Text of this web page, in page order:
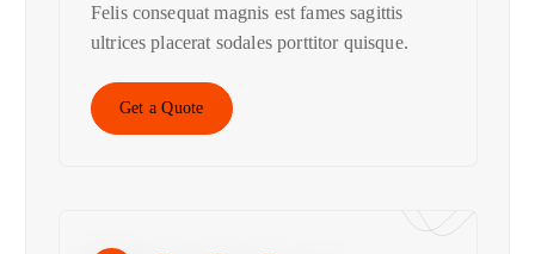
Felis consequat magnis est fames sagittis
ultrices placerat sodales porttitor quisque.
Get a Quote